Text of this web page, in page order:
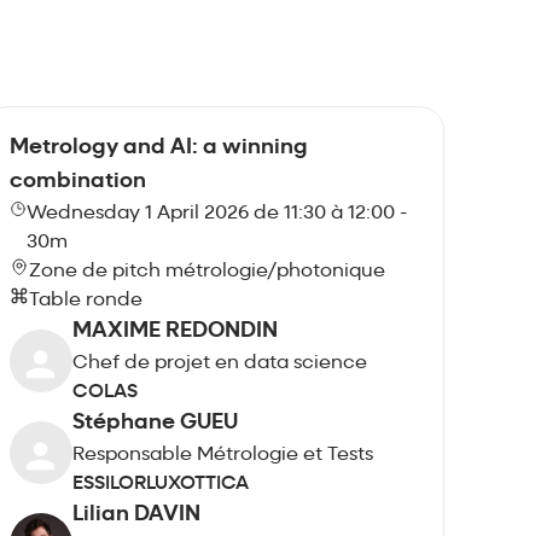
Metrology and AI: a winning
combination
Wednesday 1 April 2026 de 11:30 à 12:00 -
30m
Zone de pitch métrologie/photonique
Table ronde
MAXIME REDONDIN
Chef de projet en data science
COLAS
Stéphane GUEU
Responsable Métrologie et Tests
ESSILORLUXOTTICA
Lilian DAVIN